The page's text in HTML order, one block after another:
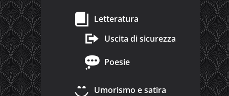
Letteratura
Uscita di sicurezza
Poesie
Umorismo e satira